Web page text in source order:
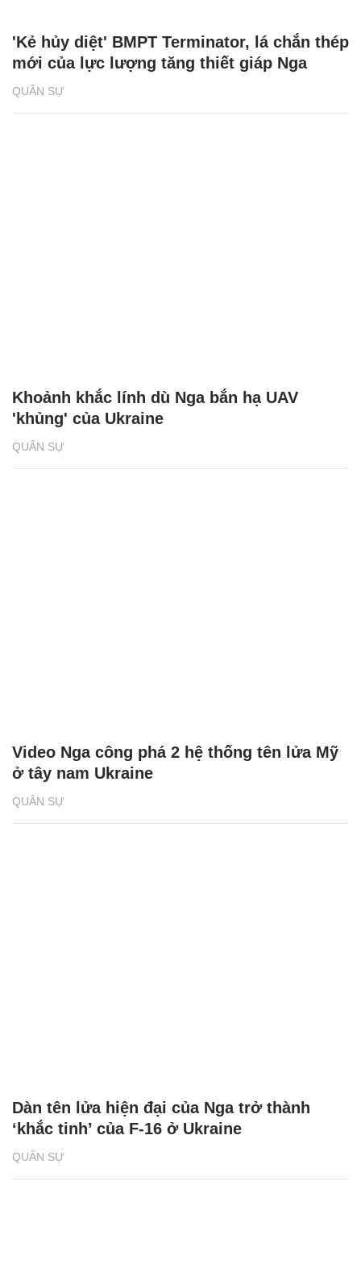
QUÂN SỰ
'Kẻ hủy diệt' BMPT Terminator, lá chắn thép
mới của lực lượng tăng thiết giáp Nga
QUÂN SỰ
Khoảnh khắc lính dù Nga bắn hạ UAV
'khủng' của Ukraine
QUÂN SỰ
Video Nga công phá 2 hệ thống tên lửa Mỹ
ở tây nam Ukraine
QUÂN SỰ
Dàn tên lửa hiện đại của Nga trở thành
‘khắc tinh’ của F-16 ở Ukraine